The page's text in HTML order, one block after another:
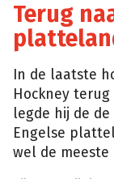
Terug
In de laatste
Hockney
legde hij de
Engelse
wel de